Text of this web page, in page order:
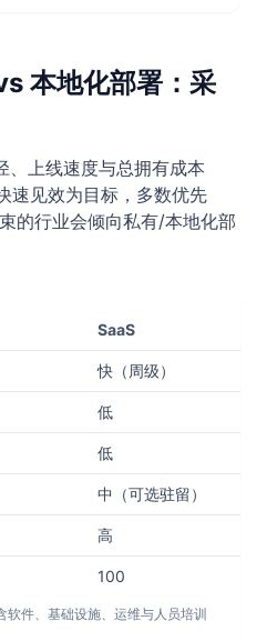
本地化部署：采
、上线速度与总拥有成本
速见效为目标，多数优先
的行业会倾向私有/本地化部
SaaS
快（周级）
低
低
中（可选驻留）
高
100
件、基础设施、运维与人员培训